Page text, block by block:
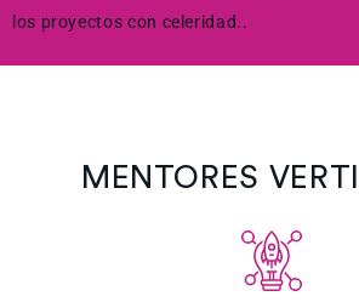
los proyectos con celeridad..
MENTORES